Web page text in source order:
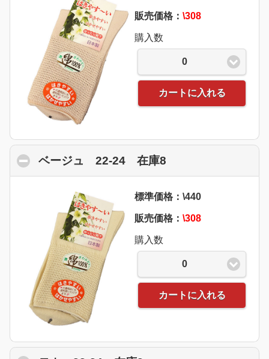
販売価格： \308
購入数
0
カートに入れる
ベージュ 22-24 在庫8
標準価格：\440
販売価格： \308
購入数
0
カートに入れる